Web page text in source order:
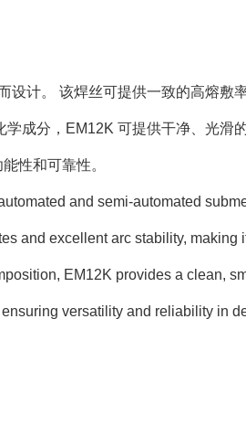
计。 该焊丝可提供一致的高熔敷
成分，EM12K 可提供干净、光滑
性和可靠性。
and semi-automated
and excellent arc stability, making
EM12K provides a clean,
versatility and reliability in